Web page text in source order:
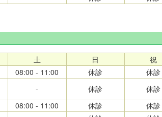
土 日
祝
08:00 - 11:00 休診
休診
- 休診
休診
08:00 - 11:00 休診
休診